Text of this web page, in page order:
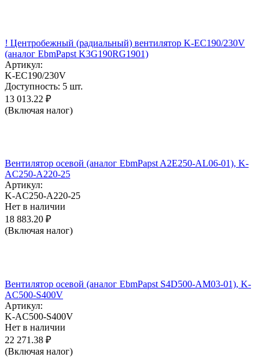
! Центробежный (радиальный) вентилятор K-EC190/230V
(аналог EbmPapst K3G190RG1901)
Артикул:
K-EC190/230V
Доступность: 5 шт.
13 013.22 ₽
(Включая налог)
Вентилятор осевой (аналог EbmPapst A2E250-AL06-01), K-
AC250-A220-25
Артикул:
K-AC250-A220-25
Нет в наличии
18 883.20 ₽
(Включая налог)
Вентилятор осевой (аналог EbmPapst S4D500-AM03-01), K-
AC500-S400V
Артикул:
K-AC500-S400V
Нет в наличии
22 271.38 ₽
(Включая налог)